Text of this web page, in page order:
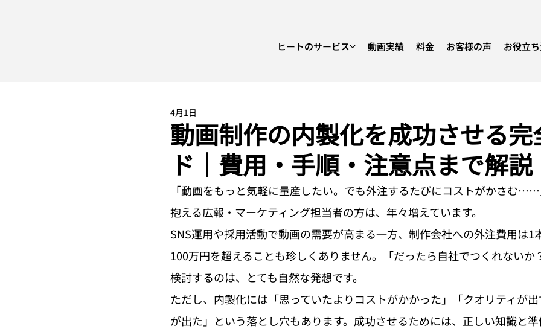
ヒートのサービス 動画実績 料金 お客様の声 お役立
動画制作の内製化を成功させる完
ド｜費用・手順・注意点まで解説
4月1日
「動画をもっと気軽に量産したい。でも外注するたびにコストがかさむ
抱える広報・マーケティング担当者の方は、年々増えています。
SNS運用や採用活動で動画の需要が高まる一方、制作会社への外注費用は1
100万円を超えることも珍しくありません。「だったら自社でつくれないか
検討するのは、とても自然な発想です。
ただし、内製化には「思っていたよりコストがかかった」「クオリティが
が出た」という落とし穴もあります。成功させるためには、正しい知識と